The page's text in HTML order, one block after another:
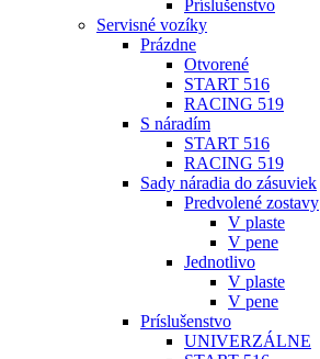
Príslušenstvo
Servisné vozíky
Prázdne
Otvorené
START 516
RACING 519
S náradím
START 516
RACING 519
Sady náradia do zásuviek
Predvolené zostavy
V plaste
V pene
Jednotlivo
V plaste
V pene
Príslušenstvo
UNIVERZÁLNE